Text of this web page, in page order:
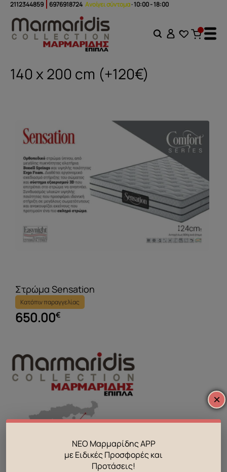
2112344859 6976918724 Ανοίγει σύντομα· 10:00 - 18:00
140 x 200 cm (+120€)
Στρώμα Sensation
Κατόπιν παραγγελίας
650.00€
×
ΝΕΟ Μαρμαρίδης APP
με Ειδικές Προσφορές και
Προτάσεις!